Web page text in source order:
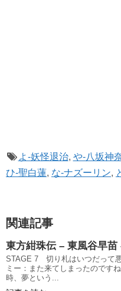
よ-妖怪退治, や-八坂神
ひ-聖白蓮, な-ナズーリン,
関連記事
東方紺珠伝 – 東風谷早苗
STAGE 7 切り札はいつだっ
ミー：また来てしまったので
時、夢という...